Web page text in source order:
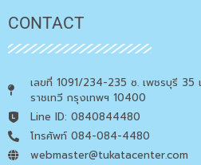
CONTACT
เลขที่ 1091/234-235 ซ. เพชรบุรี 35
ราชเทวี กรุงเทพฯ 10400
Line ID: 0840844480
โทรศัพท์ 084-084-4480
webmaster@tukatacenter.com